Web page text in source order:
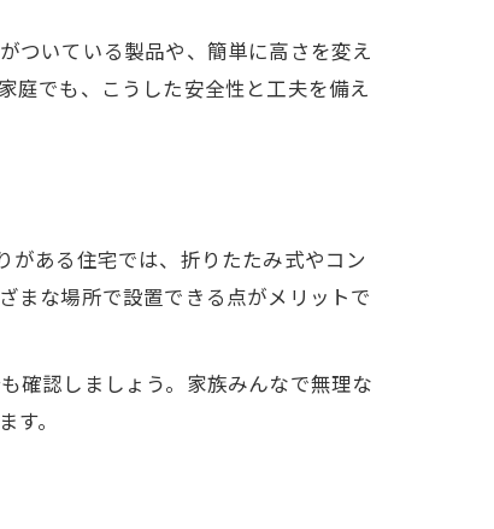
ついている製品や、簡単に高さを変え
庭でも、こうした安全性と工夫を備え
がある住宅では、折りたたみ式やコン
まな場所で設置できる点がメリットで
確認しましょう。家族みんなで無理な
。